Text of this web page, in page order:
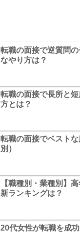
転職の面接で逆質問
なやり方は？
転職の面接で長所と短
方とは？
転職の面接でベスト
別）
【職種別・業種別】
新ランキングは？
20代女性が転職を成